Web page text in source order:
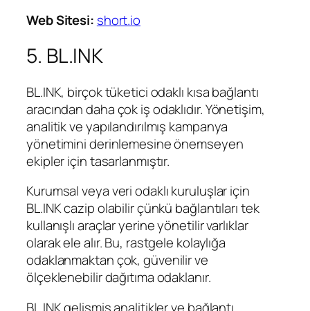
Web Sitesi: short.io
5. BL.INK
BL.INK, birçok tüketici odaklı kısa bağlantı
aracından daha çok iş odaklıdır. Yönetişim,
analitik ve yapılandırılmış kampanya
yönetimini derinlemesine önemseyen
ekipler için tasarlanmıştır.
Kurumsal veya veri odaklı kuruluşlar için
BL.INK cazip olabilir çünkü bağlantıları tek
kullanışlı araçlar yerine yönetilir varlıklar
olarak ele alır. Bu, rastgele kolaylığa
odaklanmaktan çok, güvenilir ve
ölçeklenebilir dağıtıma odaklanır.